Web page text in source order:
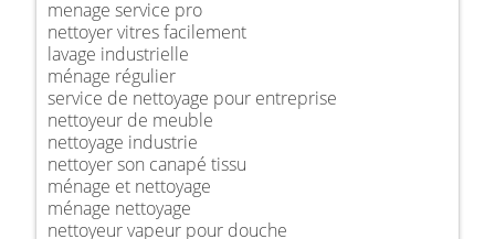
menage service pro
nettoyer vitres facilement
lavage industrielle
ménage régulier
service de nettoyage pour entreprise
nettoyeur de meuble
nettoyage industrie
nettoyer son canapé tissu
ménage et nettoyage
ménage nettoyage
nettoyeur vapeur pour douche